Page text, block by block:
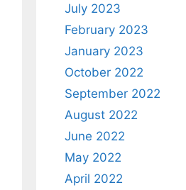
July 2023
February 2023
January 2023
October 2022
September 2022
August 2022
June 2022
May 2022
April 2022